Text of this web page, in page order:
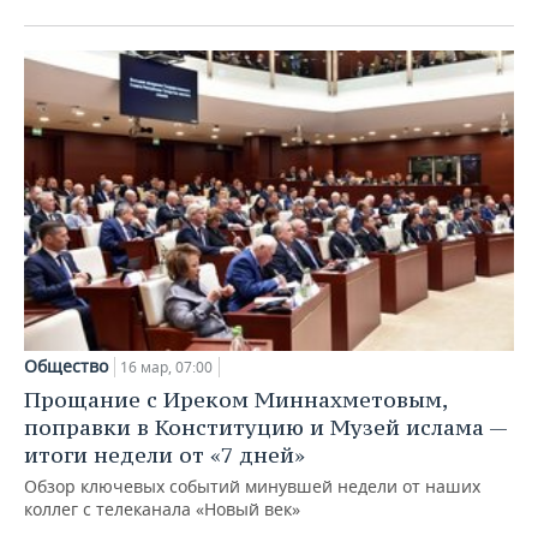
Общество 16 мар, 07:00
Прощание с Иреком Миннахметовым,
поправки в Конституцию и Музей ислама —
итоги недели от «7 дней»
Обзор ключевых событий минувшей недели от наших
коллег с телеканала «Новый век»